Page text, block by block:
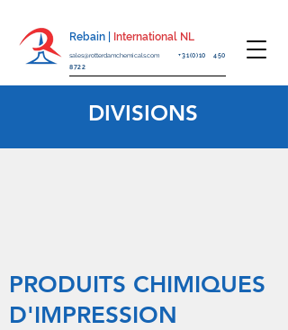
Rebain | International NL
sales@rotterdamchemicals.com+31(0)10 450
8722
DIVISIONS
PRODUITS CHIMIQUES
D'IMPRESSION